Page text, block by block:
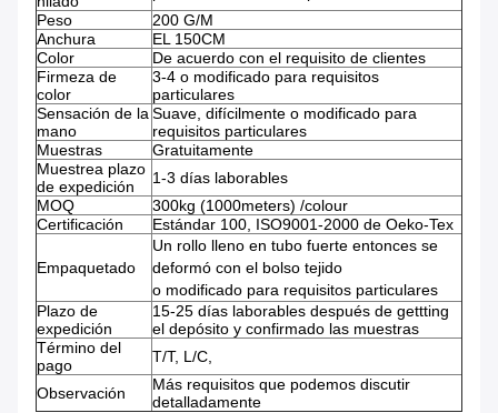
Peso
200 G/M
Anchura
EL 150CM
Color
De acuerdo con el requisito de clientes
Firmeza de
color
3-4 o modificado para requisitos
particulares
Sensación de la
mano
Suave, difícilmente o modificado para
requisitos particulares
Muestras
Gratuitamente
Muestrea plazo
de expedición
1-3 días laborables
MOQ
300kg (1000meters) /colour
Certificación
Estándar 100, ISO9001-2000 de Oeko-Tex
Empaquetado
Un rollo lleno en tubo fuerte entonces se
deformó con el bolso tejido
o modificado para requisitos particulares
Plazo de
expedición
15-25 días laborables después de gettting
el depósito y confirmado las muestras
Término del
pago
T/T, L/C,
Observación
Más requisitos que podemos discutir
detalladamente